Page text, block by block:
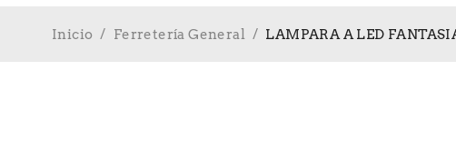
Inicio / Ferretería General / LAMPARA A LED